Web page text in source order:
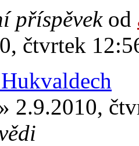
příspěvek od
čtvrtek
2.9.2010,